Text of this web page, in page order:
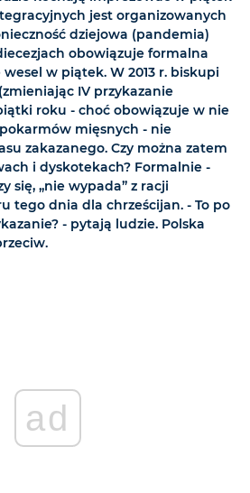
jest organizowanych
dziejowa (pandemia)
obowiązuje formalna
w piątek. W 2013 r. biskupi
IV przykazanie
roku - choć obowiązuje w nie
mięsnych - nie
zakazanego. Czy można zatem
i dyskotekach? Formalnie -
się, „nie wypada” z racji
tego dnia dla chrześcijan. - To po
- pytają ludzie. Polska
ad